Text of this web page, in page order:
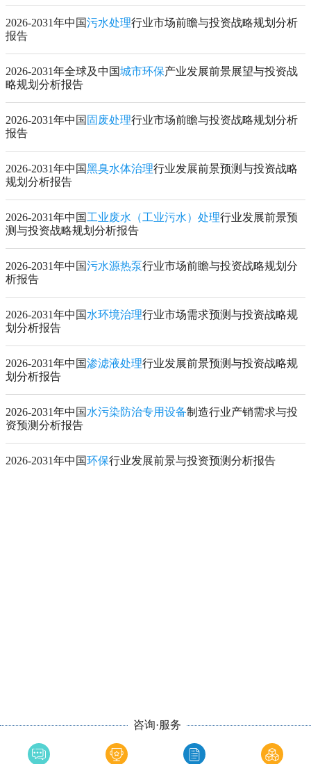
2026-2031年中国污水处理行业市场前瞻与投资战略规划分析
报告
2026-2031年全球及中国城市环保产业发展前景展望与投资战
略规划分析报告
2026-2031年中国 固废处理行业市场前瞻与投资战略规划分析
报告
2026-2031年中国黑臭水体治理行业发展前景预测与投资战略
规划分析报告
2026-2031年中国 工业废水（工业污水）处理行业发展前景预
测与投资战略规划分析报告
2026-2031年中国污水源热泵行业市场前瞻与投资战略规划分
析报告
2026-2031年中国 水环境治理行业市场需求预测与投资战略规
划分析报告
2026-2031年中国渗滤液处理行业发展前景预测与投资战略规
划分析报告
2026-2031年中国 水污染防治专用设备制造行业产销需求与投
资预测分析报告
2026-2031年中国环保行业发展前景与投资预测分析报告
咨询·服务